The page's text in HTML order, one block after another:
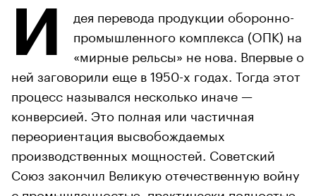
И
дея перевода продукции оборонно-
промышленного комплекса (ОПК) на
«мирные рельсы» не нова. Впервые о
ней заговорили еще в 1950-х годах. Тогда этот
процесс назывался несколько иначе —
конверсией. Это полная или частичная
переориентация высвобождаемых
производственных мощностей. Советский
Союз закончил Великую отечественную войну